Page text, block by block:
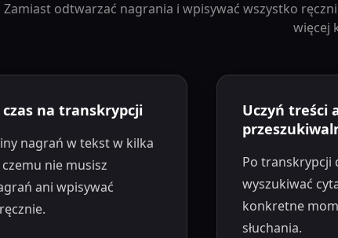
Zamiast odtwarzać nagrania i wpisywać wszystko
więcej
czas na transkrypcji
nagrań w tekst w kilka
nie musisz
ani wpisywać
Uczyń treści
Po transkrypcji
wyszukiwać
konkretne
słuchania.